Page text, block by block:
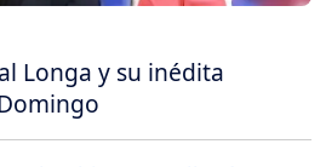
Longa y su inédita